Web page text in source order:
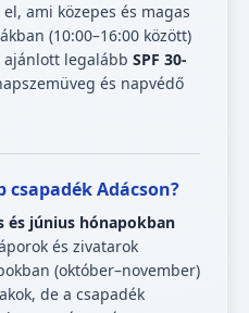
ami közepes és magas
(10:00–16:00 között)
ajánlott legalább SPF 30-
és napvédő
Adácson?
és június hónapokban
és zivatarok
(október–november)
de a csapadék